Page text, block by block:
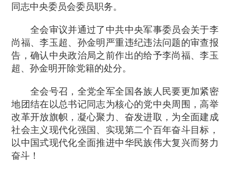
同志中央委员会委员职务。
全会审议并通过了中共中央军事委员会关于李
尚福、李玉超、孙金明严重违纪违法问题的审查报
告，确认中央政治局之前作出的给予李尚福、李玉
超、孙金明开除党籍的处分。
全会号召，全党全军全国各族人民要更加紧密
地团结在以总书记同志为核心的党中央周围，高举
改革开放旗帜，凝心聚力、奋发进取，为全面建成
社会主义现代化强国、实现第二个百年奋斗目标，
以中国式现代化全面推进中华民族伟大复兴而努力
奋斗！